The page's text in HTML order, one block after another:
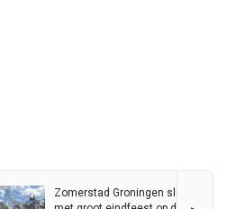
Zomerstad Groningen sluit